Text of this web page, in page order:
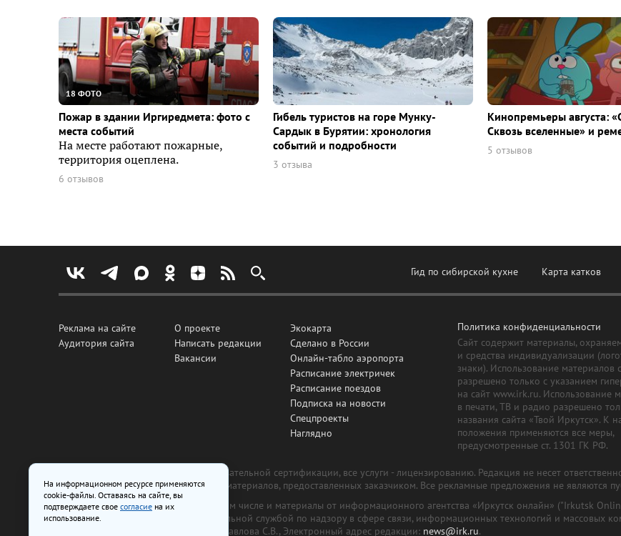
18 ФОТО
Пожар в здании Иргиредмета: фото с
места событий
На месте работают пожарные,
территория оцеплена.
6 отзывов
Гибель туристов на горе Мунку-
Сардык в Бурятии: хронология
событий и подробности
3 отзыва
Кинопремьеры августа:
Сквозь вселенные» и
5 отзывов
Гид по сибирской кухне Карта катков
Реклама на сайте
Аудитория сайта
О проекте
Написать редакции
Вакансии
Экокарта
Сделано в России
Онлайн-табло аэропорта
Расписание электричек
Расписание поездов
Подписка на новости
Спецпроекты
Наглядно
Политика конфиденциальности
Сайт содержит материалы,
и средства индивидуализации
знаки). Использование материалов
разрешено только с указанием
на сайт www.irk.ru. Использование
в печати, ТВ и радио разрешено
названия сайта «Твой Иркутск». К
положения применяются все меры,
предусмотренные ст. 1301 ГК РФ.
Все рекламные товары подлежат обязательной сертификации, все услуги - лицензированию. Редакция не несет
изготовлена и размещена на основе материалов, предоставленных заказчиком. Все рекламные предложения не являются
На сайте www.irk.ru размещаются в том числе и материалы от информационного агентства «Иркутск онлайн» ("Irkutsk
от 29 октября 2018 г., выдан Федеральной службой по надзору в сфере связи, информационных технологий и массовых
ООО «Ирк.ру». Главный редактор — Павлова С.В., Электронный адрес редакции: news@irk.ru.
На информационном ресурсе применяются
cookie-файлы. Оставаясь на сайте, вы
подтверждаете свое согласие на их
использование.